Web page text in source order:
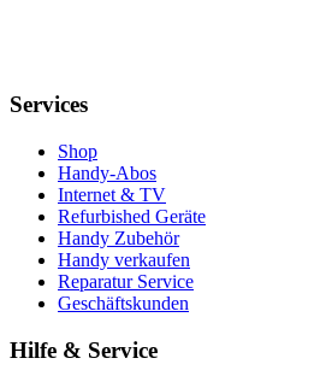
Services
Shop
Handy-Abos
Internet & TV
Refurbished Geräte
Handy Zubehör
Handy verkaufen
Reparatur Service
Geschäftskunden
Hilfe & Service